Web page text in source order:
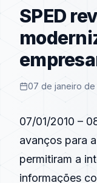
SPED
07 de janeiro de
07/01/2010 –
avanços para
permitiram a
informações